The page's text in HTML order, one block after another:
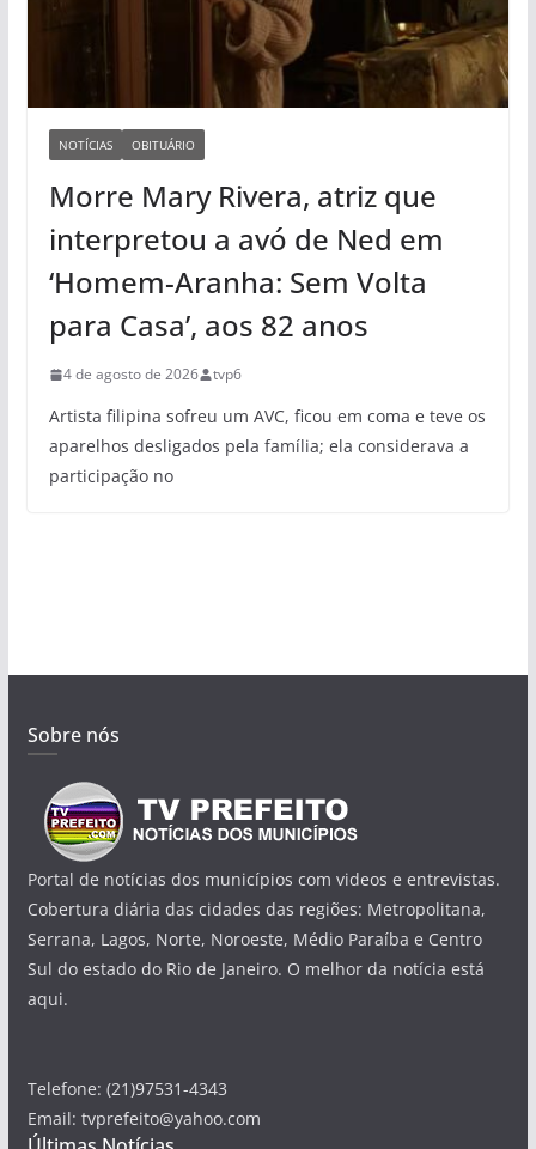
NOTÍCIAS OBITUÁRIO
Morre Mary Rivera, atriz que
interpretou a avó de Ned em
‘Homem-Aranha: Sem Volta
para Casa’, aos 82 anos
4 de agosto de 2026 tvp6
Artista filipina sofreu um AVC, ficou em coma e teve os
aparelhos desligados pela família; ela considerava a
participação no
Sobre nós
Portal de notícias dos municípios com videos e entrevistas.
Cobertura diária das cidades das regiões: Metropolitana,
Serrana, Lagos, Norte, Noroeste, Médio Paraíba e Centro
Sul do estado do Rio de Janeiro. O melhor da notícia está
aqui.
Telefone: (21)97531-4343
Email: tvprefeito@yahoo.com